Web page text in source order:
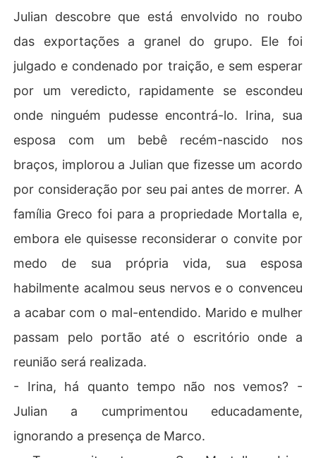
Julian descobre que está envolvido no roubo
das exportações a granel do grupo. Ele foi
julgado e condenado por traição, e sem esperar
por um veredicto, rapidamente se escondeu
onde ninguém pudesse encontrá-lo. Irina, sua
esposa com um bebê recém-nascido nos
braços, implorou a Julian que fizesse um acordo
por consideração por seu pai antes de morrer. A
família Greco foi para a propriedade Mortalla e,
embora ele quisesse reconsiderar o convite por
medo de sua própria vida, sua esposa
habilmente acalmou seus nervos e o convenceu
a acabar com o mal-entendido. Marido e mulher
passam pelo portão até o escritório onde a
reunião será realizada.
- Irina, há quanto tempo não nos vemos? -
Julian a cumprimentou educadamente,
ignorando a presença de Marco.